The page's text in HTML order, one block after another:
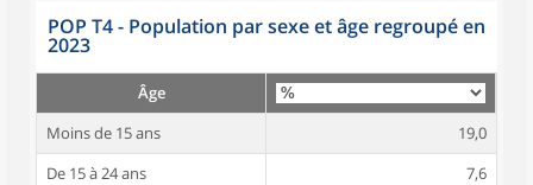
POP T4 - Population par sexe et âge regroupé en
2023
Âge
Moins de 15 ans
19,0
De 15 à 24 ans
7,6